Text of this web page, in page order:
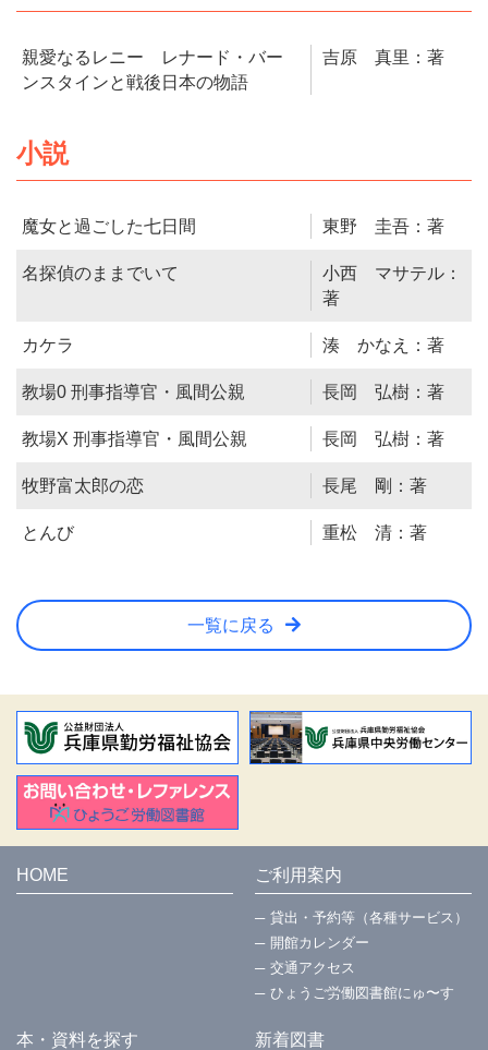
親愛なるレニー レナード・バー
ンスタインと戦後日本の物語
吉原 真里：著
小説
魔女と過ごした七日間 東野 圭吾：著
名探偵のままでいて
小西 マサテル：
著
カケラ 湊 かなえ：著
教場0 刑事指導官・風間公親 長岡 弘樹：著
教場X 刑事指導官・風間公親 長岡 弘樹：著
牧野富太郎の恋 長尾 剛：著
とんび 重松 清：著
一覧に戻る
HOME ご利用案内
貸出・予約等（各種サービス）
開館カレンダー
交通アクセス
ひょうご労働図書館にゅ〜す
本・資料を探す 新着図書